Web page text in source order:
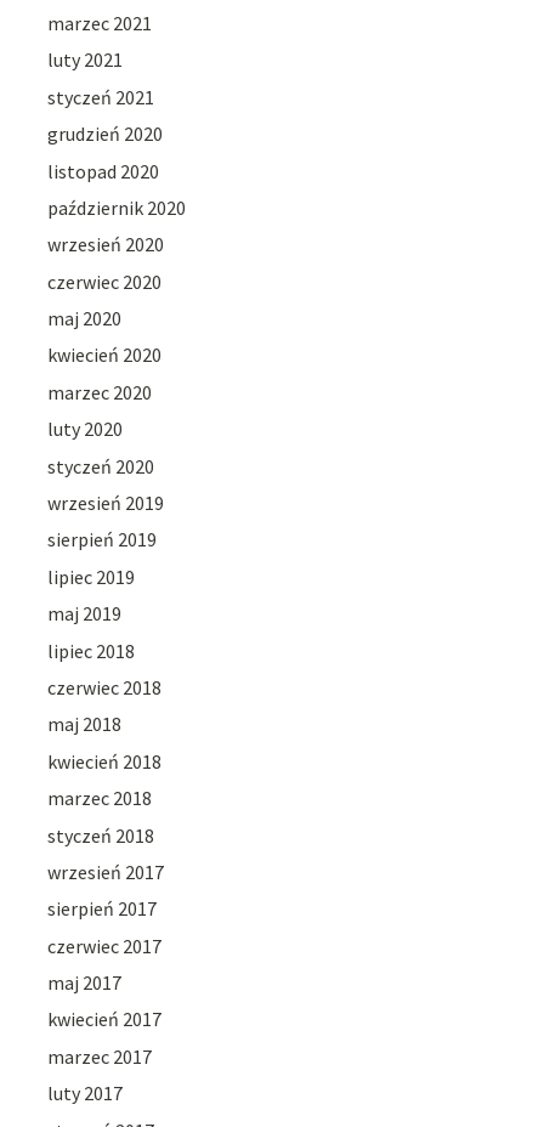
marzec 2021
luty 2021
styczeń 2021
grudzień 2020
listopad 2020
październik 2020
wrzesień 2020
czerwiec 2020
maj 2020
kwiecień 2020
marzec 2020
luty 2020
styczeń 2020
wrzesień 2019
sierpień 2019
lipiec 2019
maj 2019
lipiec 2018
czerwiec 2018
maj 2018
kwiecień 2018
marzec 2018
styczeń 2018
wrzesień 2017
sierpień 2017
czerwiec 2017
maj 2017
kwiecień 2017
marzec 2017
luty 2017